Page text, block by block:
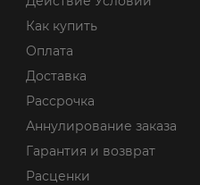
Как купить
Оплата
Доставка
Рассрочка
Аннулирование заказа
Гарантия и возврат
Расценки